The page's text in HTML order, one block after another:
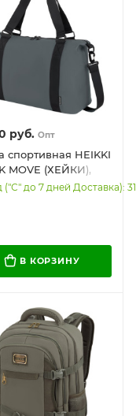
руб. Опт
спортивная HEIKKI
MOVE (ХЕЙКИ),
на молнии,
("С" до 7 дней Доставка):
В КОРЗИНУ